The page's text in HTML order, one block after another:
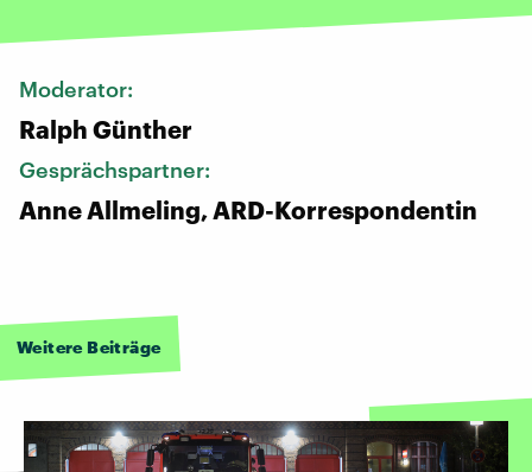
Moderator:
Ralph Günther
Gesprächspartner:
Anne Allmeling, ARD-Korrespondentin
Weitere Beiträge